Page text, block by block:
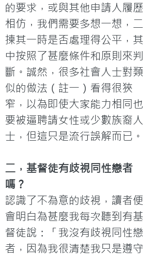
的要求，或與其他申請人履歷
相仿，我們需要多想一想，二
揀其一時是否處理得公平，其
中按照了甚麼條件和原則來判
斷。誠然，很多社會人士對類
似的做法（註一）看得很狹
窄，以為即使大家能力相同也
要被逼聘請女性或少數族裔人
二，基督徒有歧視同性戀者
嗎？
認識了不為意的歧視，讀者便
會明白為甚麼我每次聽到有基
督徒說：「我沒有歧視同性戀
者，因為我很清楚我只是遵守